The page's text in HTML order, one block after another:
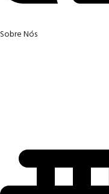
Sobre Nós